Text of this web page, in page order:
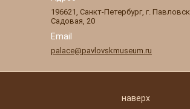
196621 Санкт-Петербург г. Павловск
Садовая, 20
Email
palace@pavlovskmuseum.ru
наверх